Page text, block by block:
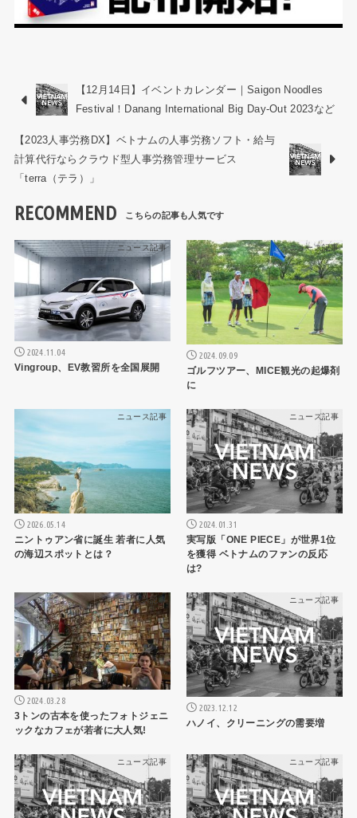
【12月14日】イベントカレンダー｜Saigon Noodles
Festival！Danang International Big Day-Out 2023など
【2023人事労務DX】ベトナムの人事労務ソフト・給与
計算代行ならクラウド型人事労務管理サービス
「terra（テラ）」
RECOMMEND
ニュース記事
2024.11.04
Vingroup、EV教習所を全国展開
ニュース記事
2024.09.09
ゴルフツアー、MICE観光の起爆剤
に
ニュース記事
2026.05.14
ニントゥアン省に誕生 若者に人気
の海辺スポットとは？
ニュース記事
2024.01.31
実写版「ONE PIECE」が世界1位
を獲得 ベトナムのファンの反応
は?
ニュース記事
2024.03.28
3トンの古本を使ったフォトジェニ
ックなカフェが若者に大人気!
ニュース記事
2023.12.12
ハノイ、クリーニングの需要増
ニュース記事 ニュース記事